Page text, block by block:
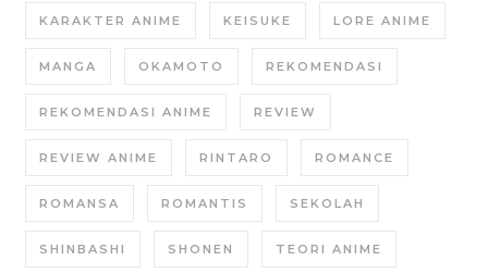
KARAKTER ANIME KEISUKE LORE ANIME
MANGA OKAMOTO REKOMENDASI
REKOMENDASI ANIME REVIEW
REVIEW ANIME RINTARO ROMANCE
ROMANSA ROMANTIS SEKOLAH
SHINBASHI SHONEN TEORI ANIME